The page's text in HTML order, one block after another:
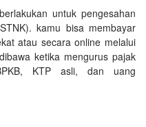
untuk pengesahan
kamu bisa membayar
atau secara online melalui
ketika mengurus pajak
KTP asli, dan uang